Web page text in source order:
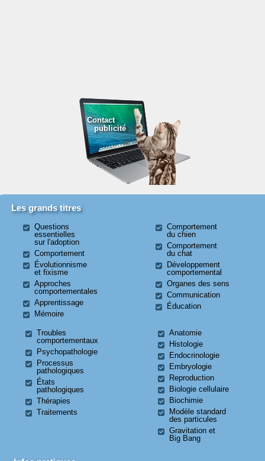
Contact
publicité
Les grands titres
Questions
essentielles
sur l'adoption
Comportement
Évolutionnisme
et fixisme
Approches
comportementales
Apprentissage
Mémoire
Comportement
du chien
Comportement
du chat
Développement
comportemental
Organes des sens
Communication
Éducation
Troubles
comportementaux
Psychopathologie
Processus
pathologiques
États
pathologiques
Thérapies
Traitements
Anatomie
Histologie
Endocrinologie
Embryologie
Reproduction
Biologie cellulaire
Biochimie
Modèle standard
des particules
Gravitation et
Big Bang